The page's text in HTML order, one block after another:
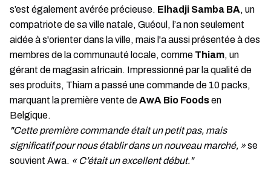
s’est également avérée précieuse. Elhadji Samba BA, un
compatriote de sa ville natale, Guéoul, l’a non seulement
aidée à s'orienter dans la ville, mais l'a aussi présentée à des
membres de la communauté locale, comme Thiam, un
gérant de magasin africain. Impressionné par la qualité de
ses produits, Thiam a passé une commande de 10 packs,
marquant la première vente deAwA Bio Foodsen
Belgique.
"Cette première commande était un petit pas, mais
significatif pour nous établir dans un nouveau marché, »se
souvient Awa. « C’était un excellent début."